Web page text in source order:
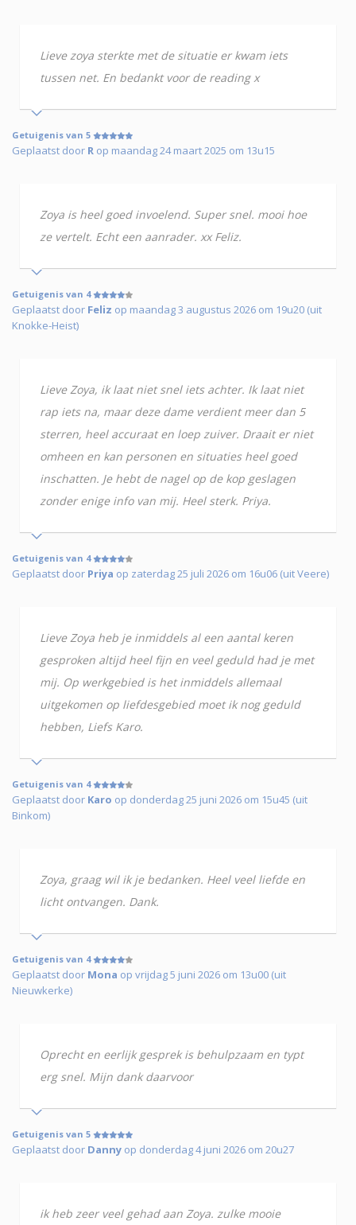
Lieve zoya sterkte met de situatie er kwam iets
tussen net. En bedankt voor de reading x
Getuigenis van 5
Geplaatst door R op maandag 24 maart 2025 om 13u15
Zoya is heel goed invoelend. Super snel. mooi hoe
ze vertelt. Echt een aanrader. xx Feliz.
Getuigenis van 4
Geplaatst door Feliz op maandag 3 augustus 2026 om 19u20 (uit
Knokke-Heist)
Lieve Zoya, ik laat niet snel iets achter. Ik laat niet
rap iets na, maar deze dame verdient meer dan 5
sterren, heel accuraat en loep zuiver. Draait er niet
omheen en kan personen en situaties heel goed
inschatten. Je hebt de nagel op de kop geslagen
zonder enige info van mij. Heel sterk. Priya.
Getuigenis van 4
Geplaatst door Priya op zaterdag 25 juli 2026 om 16u06 (uit Veere)
Lieve Zoya heb je inmiddels al een aantal keren
gesproken altijd heel fijn en veel geduld had je met
mij. Op werkgebied is het inmiddels allemaal
uitgekomen op liefdesgebied moet ik nog geduld
hebben, Liefs Karo.
Getuigenis van 4
Geplaatst door Karo op donderdag 25 juni 2026 om 15u45 (uit
Binkom)
Zoya, graag wil ik je bedanken. Heel veel liefde en
licht ontvangen. Dank.
Getuigenis van 4
Geplaatst door Mona op vrijdag 5 juni 2026 om 13u00 (uit
Nieuwkerke)
Oprecht en eerlijk gesprek is behulpzaam en typt
erg snel. Mijn dank daarvoor
Getuigenis van 5
Geplaatst door Danny op donderdag 4 juni 2026 om 20u27
ik heb zeer veel gehad aan Zoya. zulke mooie